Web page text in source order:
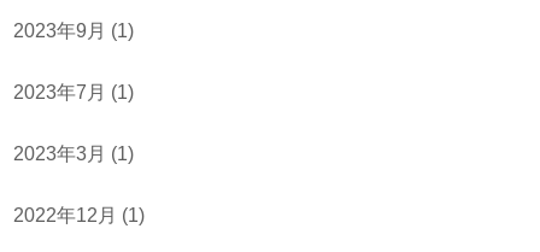
2023年9月 (1)
2023年7月 (1)
2023年3月 (1)
2022年12月 (1)